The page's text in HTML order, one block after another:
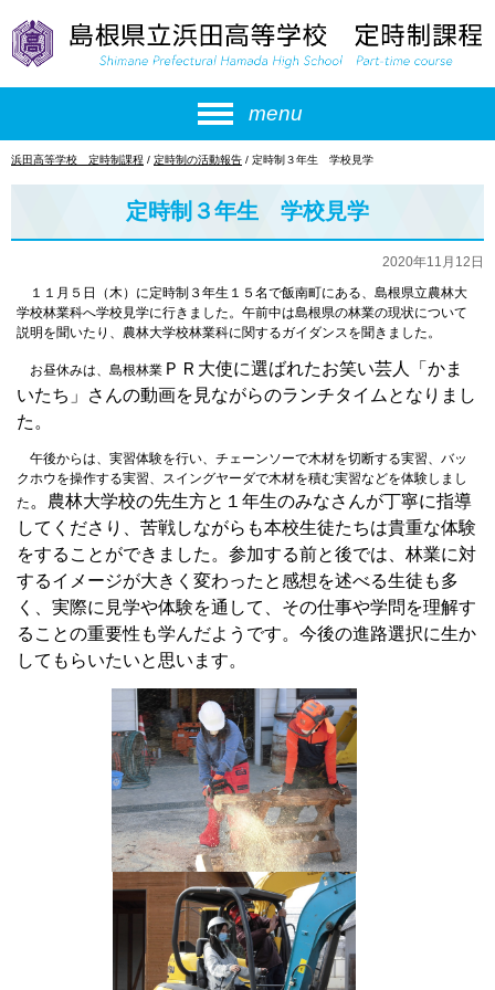
menu
現
浜田高等学校 定時制課程 / 定時制の活動報告 / 定時制３年生 学校見学
定時制３年生 学校見学
2020年11月12日
１１月５日（木）に定時制３年生１５名で飯南町にある、島根県立農林大
学校林業科へ学校見学に行きました。午前中は島根県の林業の現状について
説明を聞いたり、農林大学校林業科に関するガイダンスを聞きました。
お昼休みは、島根林業 ＰＲ大使に選ばれたお笑い芸人「かま
いたち」さんの動画を見ながらのランチタイムとなりまし
た。
午後からは、実習体験を行い、チェーンソーで木材を切断する実習、バッ
クホウを操作する実習、スイングヤーダで木材を積む実習などを体験しまし
た 。農林大学校の先生方と１年生のみなさんが丁寧に指導
してくださり、苦戦しながらも本校生徒たちは貴重な体験
をすることができました。参加する前と後では、林業に対
するイメージが大きく変わったと感想を述べる生徒も多
く、実際に見学や体験を通して、その仕事や学問を理解す
ることの重要性も学んだようです。今後の進路選択に生か
してもらいたいと思います。